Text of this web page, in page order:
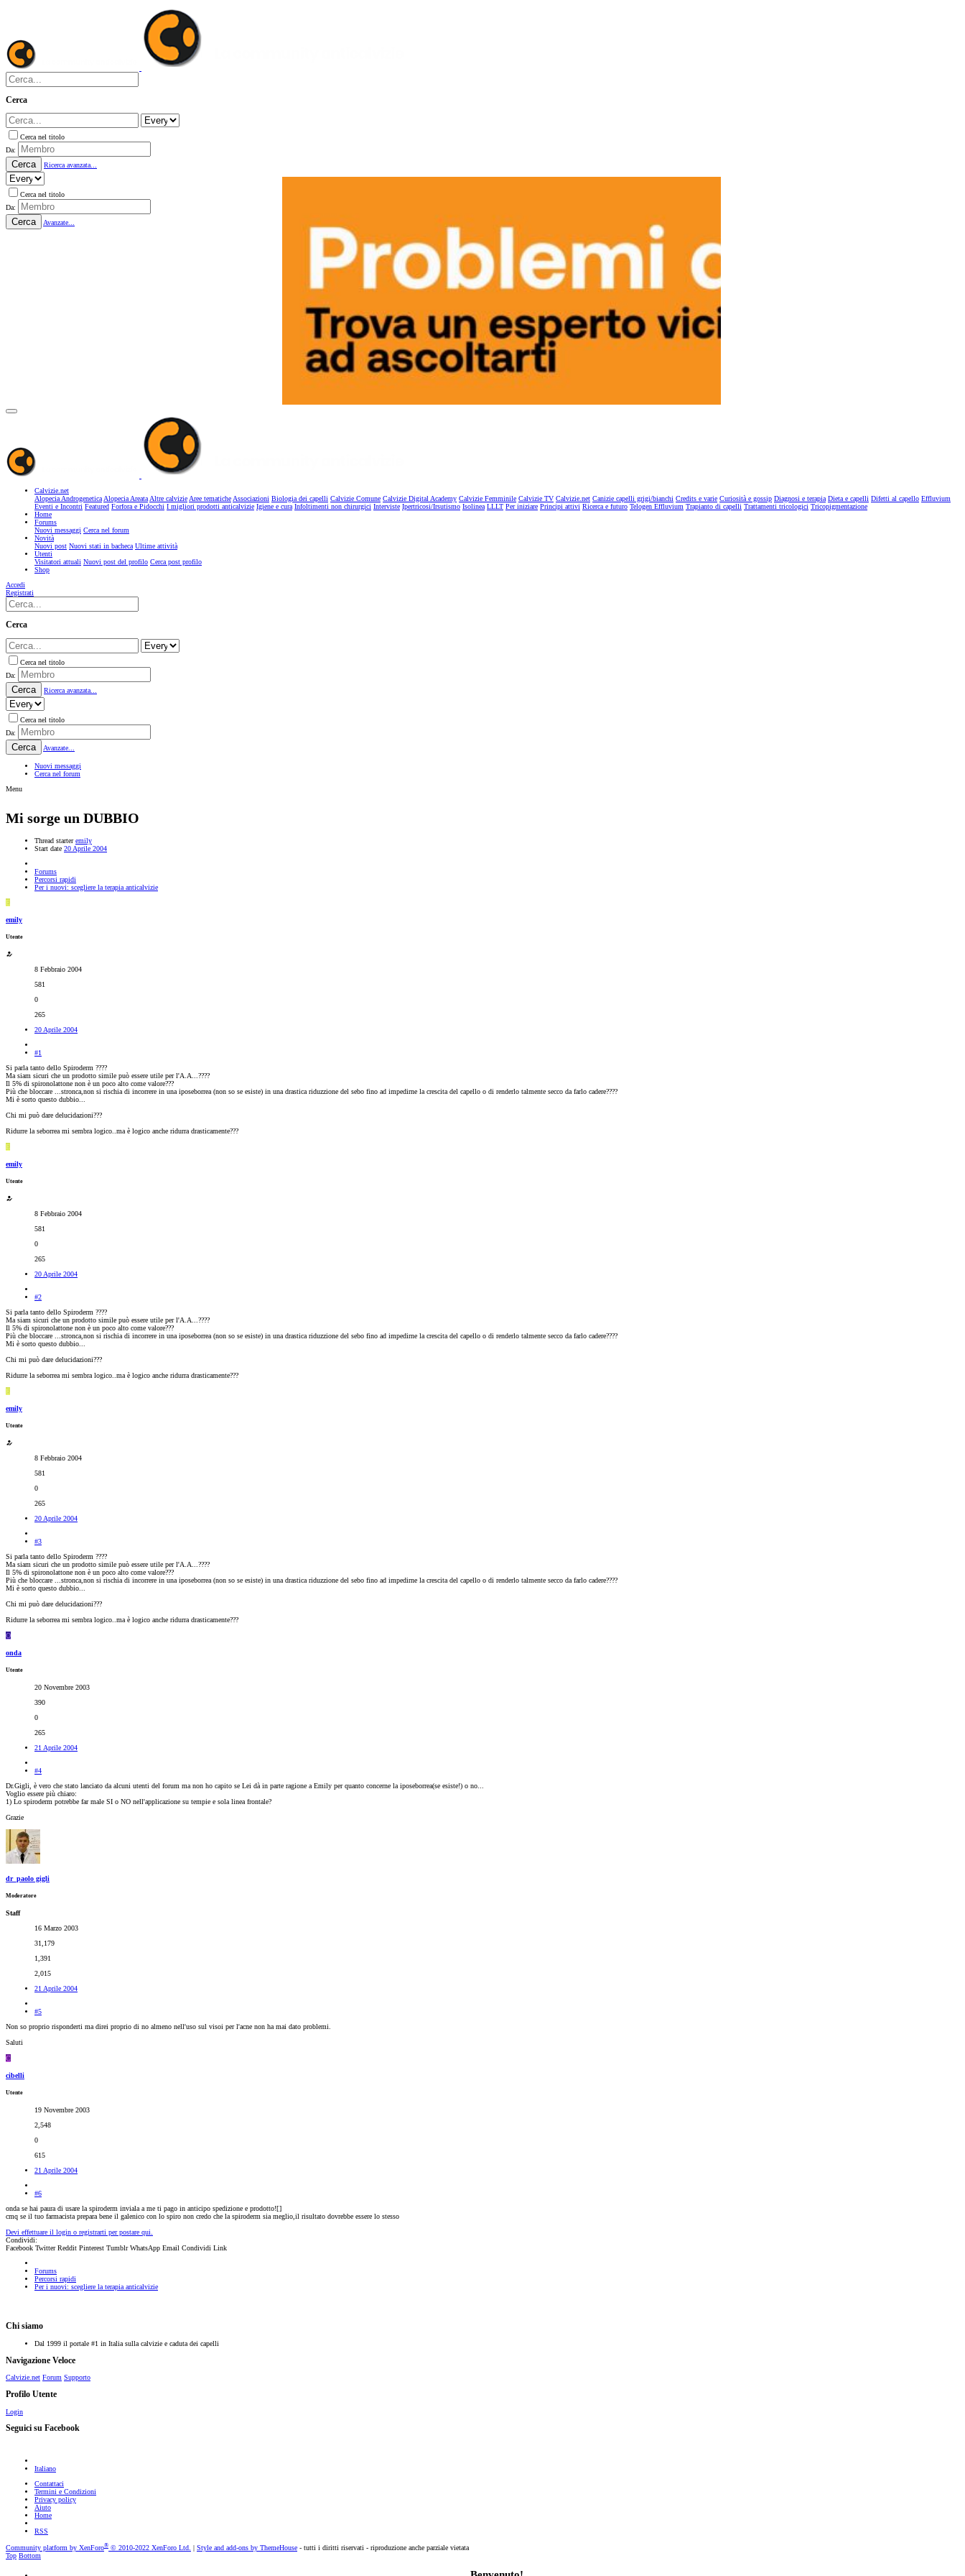
Cerca
Cerca nel titolo
Da:
Cerca Ricerca avanzata...
Cerca nel titolo
Da:
Cerca Avanzate...
Calvizie.net
Alopecia AndrogeneticaAlopecia AreataAltre calvizieAree tematicheAssociazioni Biologia dei capelli Calvizie Comune Calvizie Digital Academy Calvizie Femminile Calvizie TV Calvizie.net Canizie capelli grigi/bianchi Credits e varie Curiosità e gossip Diagnosi e terapia Dieta e capelli Difetti al capello Effluvium
Eventi e Incontri Featured Forfora e Pidocchi I migliori prodotti anticalvizie Igiene e cura Infoltimenti non chirurgici Interviste Ipertricosi/Irsutismo Isolinea LLLT Per iniziare Principi attivi Ricerca e futuro Telogen Effluvium Trapianto di capelli Trattamenti tricologici Tricopigmentazione
Home
Forums
Nuovi messaggi Cerca nel forum
Novità
Nuovi post Nuovi stati in bacheca Ultime attività
Utenti
Visitatori attuali Nuovi post del profilo Cerca post profilo
Shop
Accedi
Registrati
Cerca
Cerca nel titolo
Da:
Cerca Ricerca avanzata...
Cerca nel titolo
Da:
Cerca Avanzate...
Nuovi messaggi
Cerca nel forum
Menu
Mi sorge un DUBBIO
Thread starter emily
Start date 20 Aprile 2004
Forums
Percorsi rapidi
Per i nuovi: scegliere la terapia anticalvizie
E
emily
Utente
8 Febbraio 2004
581
0
265
20 Aprile 2004
#1
Si parla tanto dello Spiroderm ????
Ma siam sicuri che un prodotto simile può essere utile per l'A.A...????
Il 5% di spironolattone non è un poco alto come valore???
Più che bloccare ...stronca,non si rischia di incorrere in una iposeborrea (non so se esiste) in una drastica riduzzione del sebo fino ad impedirne la crescita del capello o di renderlo talmente secco da farlo cadere????
Mi è sorto questo dubbio...
Chi mi può dare delucidazioni???
Ridurre la seborrea mi sembra logico..ma è logico anche ridurra drasticamente???
E
emily
Utente
8 Febbraio 2004
581
0
265
20 Aprile 2004
#2
Si parla tanto dello Spiroderm ????
Ma siam sicuri che un prodotto simile può essere utile per l'A.A...????
Il 5% di spironolattone non è un poco alto come valore???
Più che bloccare ...stronca,non si rischia di incorrere in una iposeborrea (non so se esiste) in una drastica riduzzione del sebo fino ad impedirne la crescita del capello o di renderlo talmente secco da farlo cadere????
Mi è sorto questo dubbio...
Chi mi può dare delucidazioni???
Ridurre la seborrea mi sembra logico..ma è logico anche ridurra drasticamente???
E
emily
Utente
8 Febbraio 2004
581
0
265
20 Aprile 2004
#3
Si parla tanto dello Spiroderm ????
Ma siam sicuri che un prodotto simile può essere utile per l'A.A...????
Il 5% di spironolattone non è un poco alto come valore???
Più che bloccare ...stronca,non si rischia di incorrere in una iposeborrea (non so se esiste) in una drastica riduzzione del sebo fino ad impedirne la crescita del capello o di renderlo talmente secco da farlo cadere????
Mi è sorto questo dubbio...
Chi mi può dare delucidazioni???
Ridurre la seborrea mi sembra logico..ma è logico anche ridurra drasticamente???
O
onda
Utente
20 Novembre 2003
390
0
265
21 Aprile 2004
#4
Dr.Gigli, è vero che stato lanciato da alcuni utenti del forum ma non ho capito se Lei dà in parte ragione a Emily per quanto concerne la iposeborrea(se esiste!) o no...
Voglio essere più chiaro:
1) Lo spiroderm potrebbe far male SI o NO nell'applicazione su tempie e sola linea frontale?
Grazie
dr_paolo gigli
Moderatore
Staff
16 Marzo 2003
31,179
1,391
2,015
21 Aprile 2004
#5
Non so proprio risponderti ma direi proprio di no almeno nell'uso sul visoi per l'acne non ha mai dato problemi.
Saluti
C
cibelli
Utente
19 Novembre 2003
2,548
0
615
21 Aprile 2004
#6
onda se hai paura di usare la spiroderm inviala a me ti pago in anticipo spedizione e prodotto![]
cmq se il tuo farmacista prepara bene il galenico con lo spiro non credo che la spiroderm sia meglio,il risultato dovrebbe essere lo stesso
Devi effettuare il login o registrarti per postare qui.
Condividi:
Facebook Twitter Reddit Pinterest Tumblr WhatsApp Email Condividi Link
Forums
Percorsi rapidi
Per i nuovi: scegliere la terapia anticalvizie
Chi siamo
Dal 1999 il portale #1 in Italia sulla calvizie e caduta dei capelli
Navigazione Veloce
Calvizie.net Forum Supporto
Profilo Utente
Login
Seguici su Facebook
Italiano
Contattaci
Termini e Condizioni
Privacy policy
Aiuto
Home
RSS
Community platform by XenForo® © 2010-2022 XenForo Ltd. Style and add-ons by ThemeHouse - tutti i diritti riservati - riproduzione anche parziale vietata
Top Bottom